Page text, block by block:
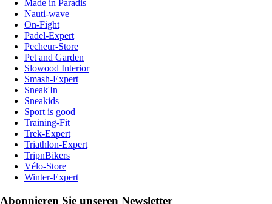
Made in Paradis
Nauti-wave
On-Fight
Padel-Expert
Pecheur-Store
Pet and Garden
Slowood Interior
Smash-Expert
Sneak'In
Sneakids
Sport is good
Training-Fit
Trek-Expert
Triathlon-Expert
TripnBikers
Vélo-Store
Winter-Expert
Abonnieren Sie unseren Newsletter